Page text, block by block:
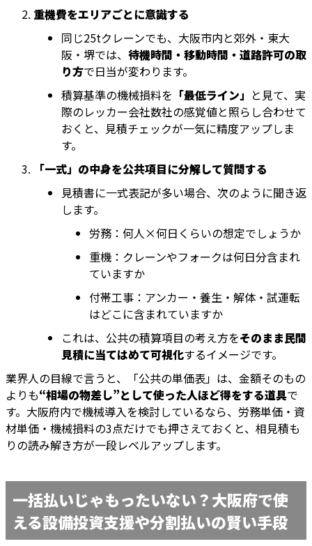
重機費をエリアごとに意識する
同じ25tクレーンでも、大阪市内と郊外・東大
阪・堺では、 待機時間・移動時間・道路許可の取
り方で日当が変わります。
積算基準の機械損料を 「最低ライン」 と見て、実
際のレッカー会社数社の感覚値と照らし合わせて
おくと、見積チェックが一気に精度アップしま
す。
「一式」の中身を公共項目に分解して質問する
見積書に一式表記が多い場合、次のように聞き返
します。
労務：何人×何日くらいの想定でしょうか
重機：クレーンやフォークは何日分含まれ
ていますか
付帯工事：アンカー・養生・解体・試運転
はどこに含まれていますか
これは、公共の積算項目の考え方をそのまま民間
見積に当てはめて可視化するイメージです。
業界人の目線で言うと、「公共の単価表」は、金額そのもの
よりも“相場の物差し”として使った人ほど得をする道具で
す。大阪府内で機械導入を検討しているなら、労務単価・資
材単価・機械損料の3点だけでも押さえておくと、相見積も
りの読み解き方が一段レベルアップします。
一括払いじゃもったいない？大阪府で使
える設備投資支援や分割払いの賢い手段